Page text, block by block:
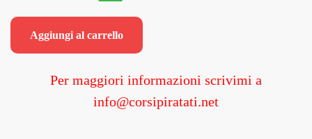
era:
è:
Aggiungi al carrello
Per maggiori informazioni scrivimi a
info@corsipiratati.net